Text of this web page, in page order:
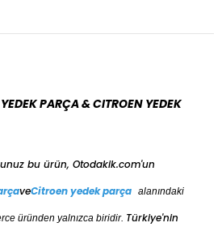
PARÇA & CITROEN YEDEK
bu ürün, Otodakik.com'un
veCitroen yedek parça alanındaki
üründen yalnızca biridir. Türkiye'nin